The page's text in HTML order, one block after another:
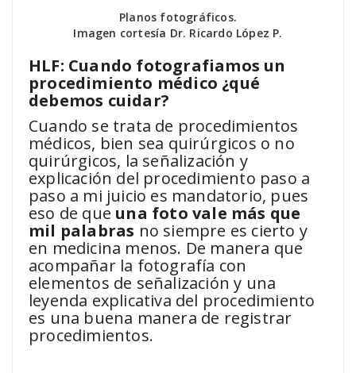
Planos fotográficos.
Imagen cortesía Dr. Ricardo López P.
HLF: Cuando fotografiamos un
procedimiento médico ¿qué
debemos cuidar?
Cuando se trata de procedimientos
médicos, bien sea quirúrgicos o no
quirúrgicos, la señalización y
explicación del procedimiento paso a
paso a mi juicio es mandatorio, pues
eso de que una foto vale más que
mil palabras no siempre es cierto y
en medicina menos. De manera que
acompañar la fotografía con
elementos de señalización y una
leyenda explicativa del procedimiento
es una buena manera de registrar
procedimientos.